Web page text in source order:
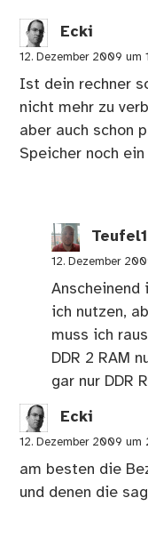
Ecki
12. Dezember 2009 um
Ist dein rechner
nicht mehr zu
aber auch schon
Speicher noch
12. Dezember
Anscheinend
ich nutzen,
muss ich
DDR 2 RAM
gar nur DDR
Ecki
12. Dezember 2009 um
am besten die
und denen die